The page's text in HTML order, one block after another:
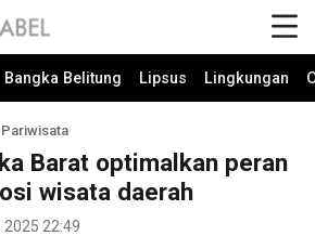
Bangka Belitung Lipsus Lingkungan
Barat optimalkan peran
wisata daerah
22:49